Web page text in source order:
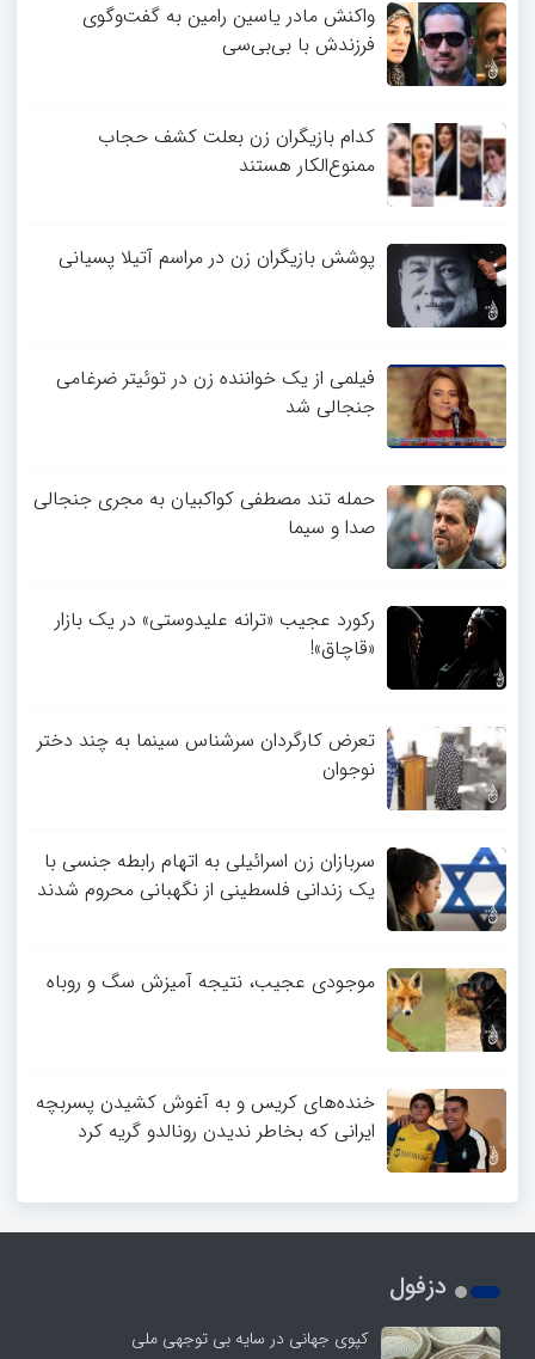
واکنش مادر یاسین رامین به گفت‌وگوی
فرزندش با بی‌بی‌سی
کدام بازیگران زن بعلت کشف حجاب
ممنوع‌الکار هستند
پوشش بازیگران زن در مراسم آتیلا پسیانی
فیلمی از یک خواننده زن در توئیتر ضرغامی
جنجالی شد
حمله تند مصطفی کواکبیان به مجری جنجالی
صدا و سیما
رکورد عجیب «ترانه علیدوستی» در یک بازار
«قاچاق»!
تعرض کارگردان سرشناس سینما به چند دختر
نوجوان
سربازان زن اسرائیلی به اتهام رابطه جنسی با
یک زندانی فلسطینی از نگهبانی محروم شدند
موجودی عجیب، نتیجه آمیزش سگ و روباه
خنده‌های کریس و به آغوش کشیدن پسربچه
ایرانی که بخاطر ندیدن رونالدو گریه کرد
دزفول
کپوی جهانی در سایه بی توجهی ملی